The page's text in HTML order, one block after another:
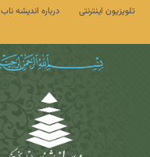
تلویزیون اینترنتی درباره اندیشه ناب